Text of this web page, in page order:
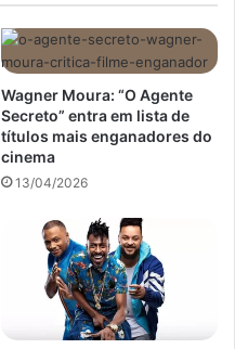
Wagner Moura: “O Agente
Secreto” entra em lista de
títulos mais enganadores do
cinema
13/04/2026